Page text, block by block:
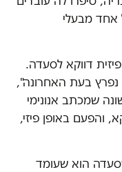
אחד מבעלי
דווקא לסעדה.
נפרץ בעת האחרונה",
שמכתב אנונימי
והפעם באופן פיזי,
הוא שעומד